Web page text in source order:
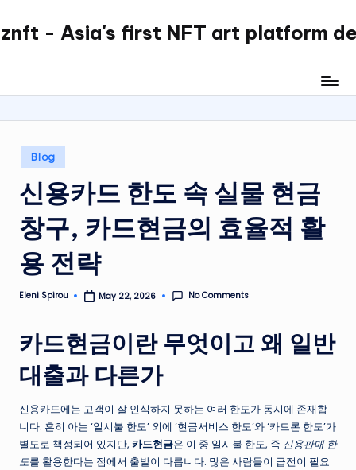
Skip
- Asia's first NFT art platform
Posted
in
Blog
신용카드 한도 속 실물 현금
창구, 카드현금의 효율적 활
용 전략
Posted
Eleni Spirou May 22, 2026 No Comments
카드현금이란 무엇이고 왜 일반
대출과 다른가
신용카드에는 고객이 잘 인식하지 못하는 여러 한도가 동시에 존재합
니다. 흔히 아는 ‘일시불 한도’ 외에 ‘현금서비스 한도’와 ‘카드론 한도’가
별도로 책정되어 있지만, 카드현금은 이 중 일시불 한도, 즉 신용판매 한
도를 활용한다는 점에서 출발이 다릅니다. 많은 사람들이 급전이 필요